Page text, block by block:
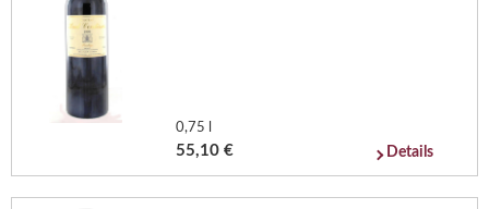
0,75 l
55,10 € Details